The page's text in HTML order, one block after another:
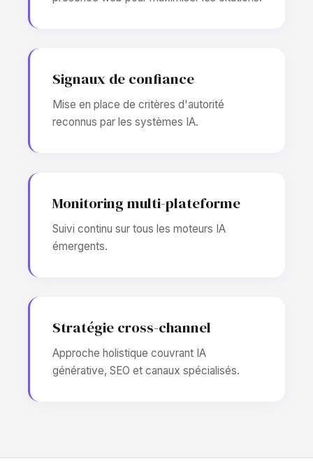
Signaux de confiance
Mise en place de critères d'autorité
reconnus par les systèmes IA.
Monitoring multi-plateforme
Suivi continu sur tous les moteurs IA
émergents.
Stratégie cross-channel
Approche holistique couvrant IA
générative, SEO et canaux spécialisés.